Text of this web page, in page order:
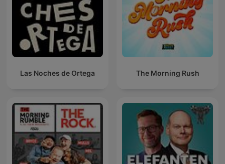
Las Noches de Ortega The Morning Rush